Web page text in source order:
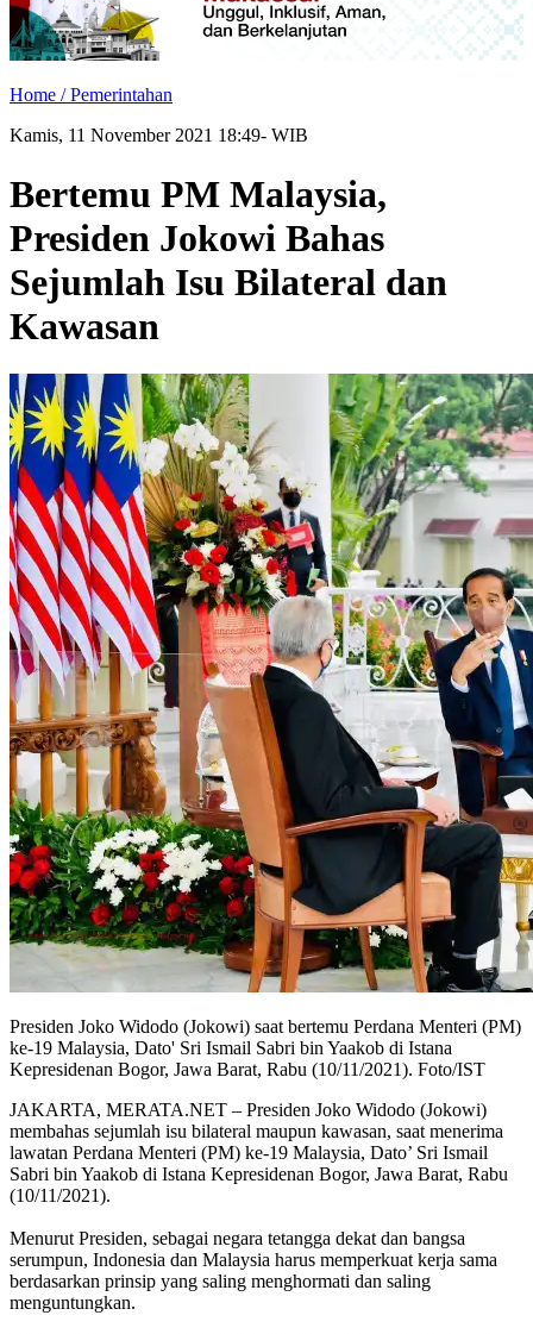
Home /Pemerintahan
Kamis, 11 November 2021 18:49- WIB
Bertemu PM Malaysia,
Presiden Jokowi Bahas
Sejumlah Isu Bilateral dan
Kawasan
Presiden Joko Widodo (Jokowi) saat bertemu Perdana Menteri (PM)
ke-19 Malaysia, Dato' Sri Ismail Sabri bin Yaakob di Istana
Kepresidenan Bogor, Jawa Barat, Rabu (10/11/2021). Foto/IST
JAKARTA, MERATA.NET – Presiden Joko Widodo (Jokowi)
membahas sejumlah isu bilateral maupun kawasan, saat menerima
lawatan Perdana Menteri (PM) ke-19 Malaysia, Dato’ Sri Ismail
Sabri bin Yaakob di Istana Kepresidenan Bogor, Jawa Barat, Rabu
(10/11/2021).
Menurut Presiden, sebagai negara tetangga dekat dan bangsa
serumpun, Indonesia dan Malaysia harus memperkuat kerja sama
berdasarkan prinsip yang saling menghormati dan saling
menguntungkan.